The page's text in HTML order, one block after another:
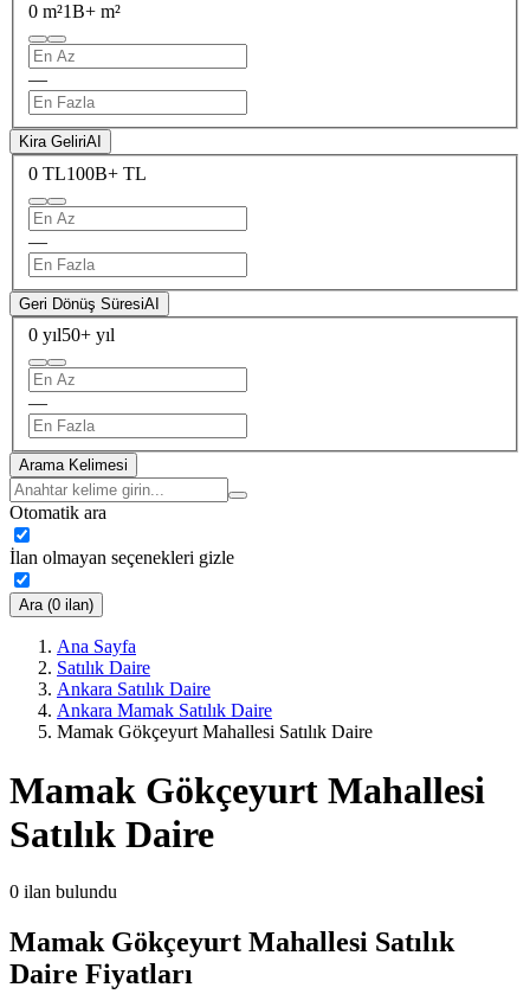
0 m²1B+ m²
—
Kira GeliriAI
0 TL100B+ TL
—
Geri Dönüş SüresiAI
0 yıl50+ yıl
—
Arama Kelimesi
Otomatik ara
İlan olmayan seçenekleri gizle
Ara (0 ilan)
Ana Sayfa
Satılık Daire
Ankara Satılık Daire
Ankara Mamak Satılık Daire
Mamak Gökçeyurt Mahallesi Satılık Daire
Mamak Gökçeyurt Mahallesi
Satılık Daire
0 ilan bulundu
Mamak Gökçeyurt Mahallesi Satılık
Daire Fiyatları